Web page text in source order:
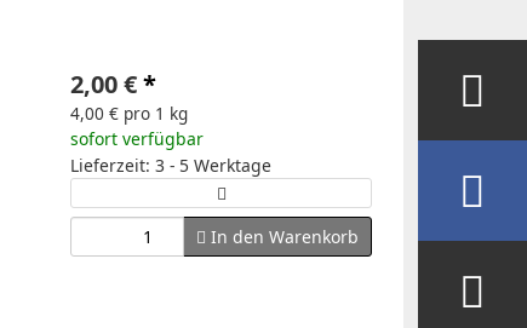
2,00 €*
4,00 € pro 1 kg
sofort verfügbar
Lieferzeit: 3 - 5 Werktage
In den Warenkorb